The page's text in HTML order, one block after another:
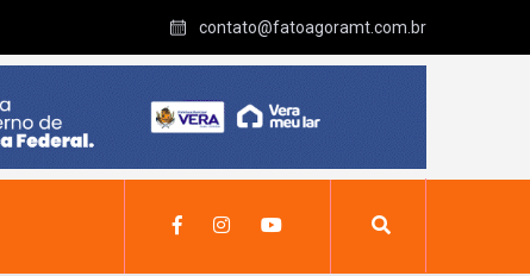
contato@fatoagoramt.com.br